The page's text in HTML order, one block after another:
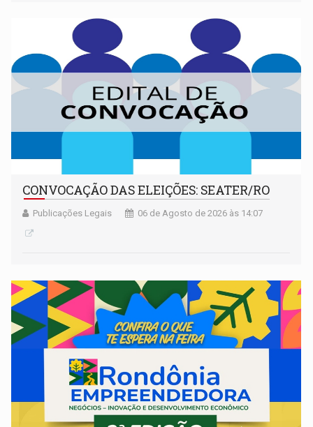
CONVOCAÇÃO DAS ELEIÇÕES: SEATER/RO
Publicações Legais 06 de Agosto de 2026 às 14:07